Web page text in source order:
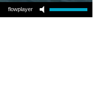
flowplayer